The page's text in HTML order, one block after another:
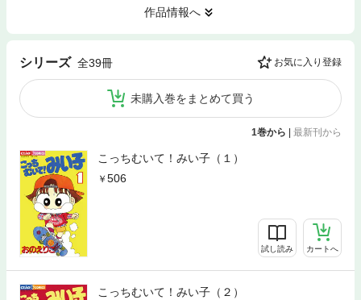
作品情報へ
シリーズ 全39冊 お気に入り登録
未購入巻をまとめて買う
1巻から 最新刊から
こっちむいて！みい子（１）
506
試し読み カートへ
こっちむいて！みい子（２）